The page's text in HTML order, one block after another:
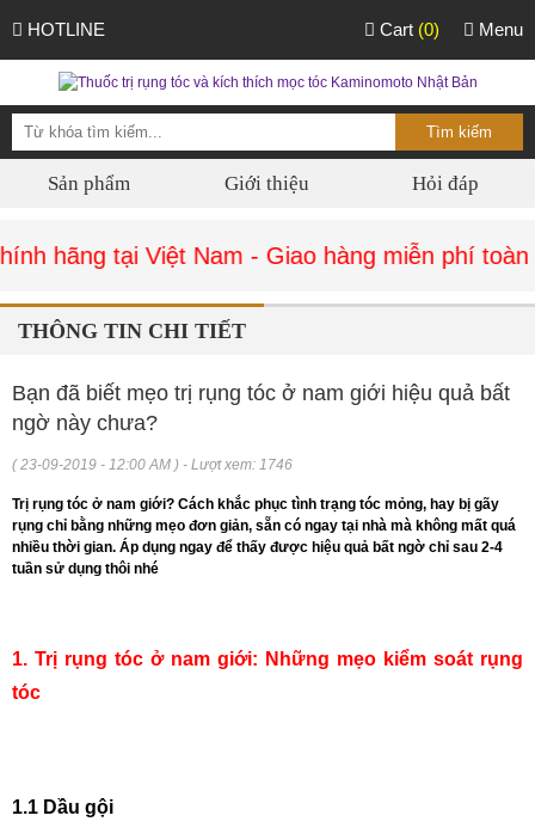
HOTLINE Menu
Cart (0)
Sản phẩm Giới thiệu Hỏi đáp
hãng tại Việt Nam - Giao hàng miễn phí toàn
THÔNG TIN CHI TIẾT
Bạn đã biết mẹo trị rụng tóc ở nam giới hiệu quả bất
ngờ này chưa?
( 23-09-2019 - 12:00 AM ) - Lượt xem: 1746
Trị rụng tóc ở nam giới? Cách khắc phục tình trạng tóc mỏng, hay bị gãy
rụng chỉ bằng những mẹo đơn giản, sẵn có ngay tại nhà mà không mất quá
nhiều thời gian. Áp dụng ngay để thấy được hiệu quả bất ngờ chỉ sau 2-4
tuần sử dụng thôi nhé
1. Trị rụng tóc ở nam giới: Những mẹo kiểm soát rụng
tóc
1.1 Dầu gội